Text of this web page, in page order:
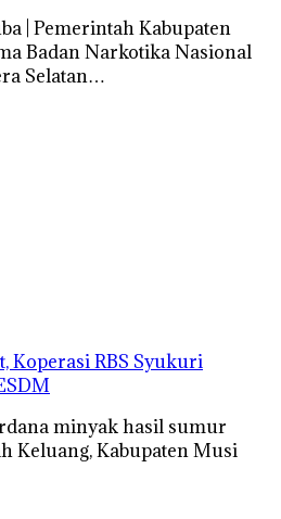
| Pemerintah Kabupaten
Badan Narkotika Nasional
Selatan…
Koperasi RBS Syukuri
minyak hasil sumur
Keluang, Kabupaten Musi